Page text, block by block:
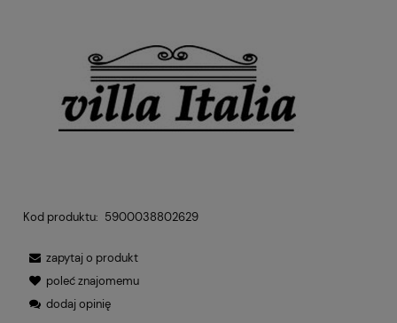
Kod produktu: 5900038802629
zapytaj o produkt
poleć znajomemu
dodaj opinię